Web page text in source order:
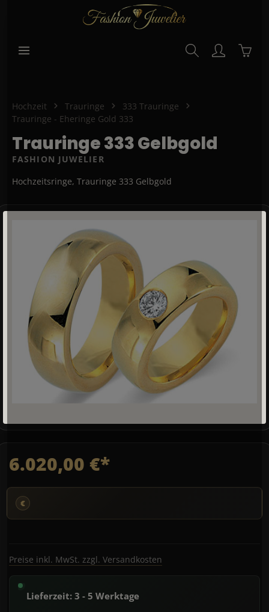
Hochzeit Trauringe
333 Trauringe
Trauringe - Eheringe Gold 333
Trauringe 333 Gelbgold
FASHION JUWELIER
Hochzeitsringe, Trauringe 333 Gelbgold
Bildergalerie überspringen
6.020,00 €*
Preise inkl. MwSt. zzgl. Versandkosten
Lieferzeit: 3 - 5 Werktage